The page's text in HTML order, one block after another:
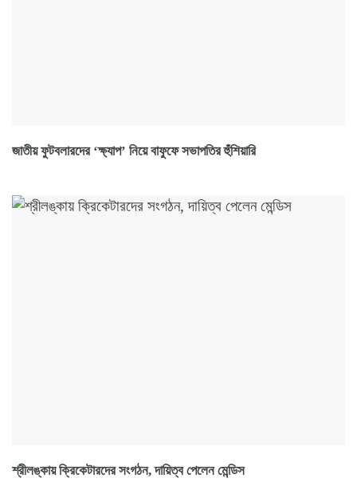
জাতীয় ফুটবলারদের ‘ক্ষ্যাপ’ নিয়ে বাফুফে সভাপতির হুঁশিয়ারি
শ্রীলঙ্কায় ক্রিকেটারদের সংগঠন, দায়িত্ব পেলেন মেন্ডিস